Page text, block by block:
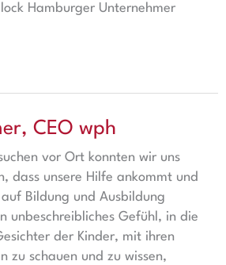
Hamburger Unternehmer
CEO wph
vor Ort konnten wir uns
dass unsere Hilfe ankommt und
Bildung und Ausbildung
unbeschreibliches Gefühl, in die
der Kinder, mit ihren
zu schauen und zu wissen,
wph